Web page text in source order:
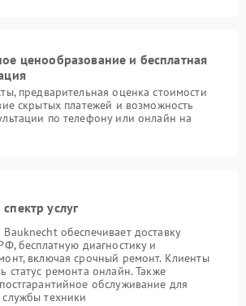
ценообразование и бесплатная
предварительная оценка стоимости
скрытых платежей и возможность
по телефону или онлайн на
услуг
обеспечивает доставку
бесплатную диагностику и
включая срочный ремонт. Клиенты
статус ремонта онлайн. Также
обслуживание для
техники